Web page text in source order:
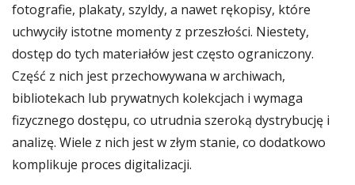
fotografie, plakaty, szyldy, a nawet rękopisy, które
uchwyciły istotne momenty z przeszłości. Niestety,
dostęp do tych materiałów jest często ograniczony.
Część z nich jest przechowywana w archiwach,
bibliotekach lub prywatnych kolekcjach i wymaga
fizycznego dostępu, co utrudnia szeroką dystrybucję i
analizę. Wiele z nich jest w złym stanie, co dodatkowo
komplikuje proces digitalizacji.